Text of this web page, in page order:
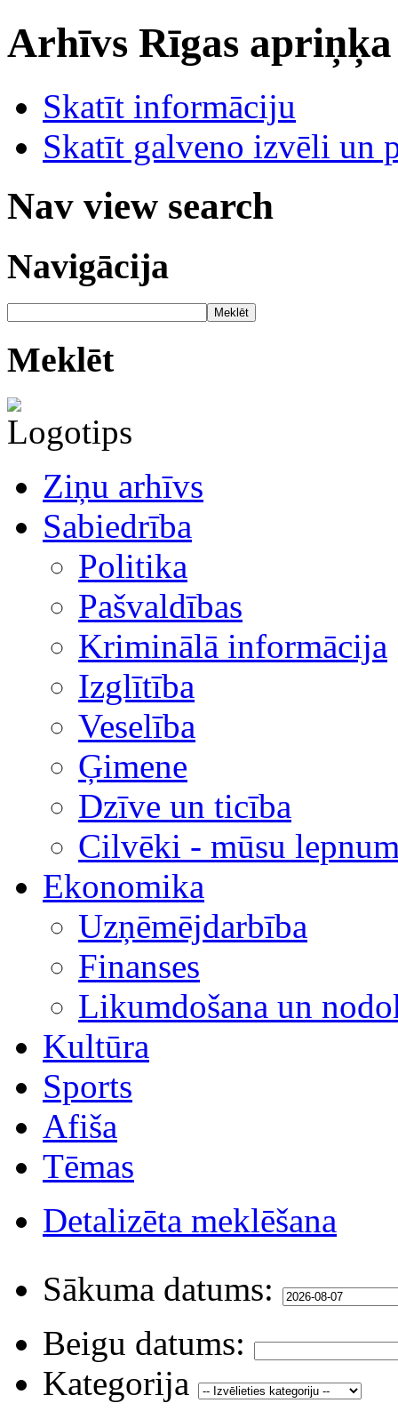
Arhīvs Rīgas
Skatīt informāciju
Skatīt galveno izvēli un
Nav view search
Navigācija
Meklēt
Meklēt
Ziņu arhīvs
Sabiedrība
Politika
Pašvaldības
Kriminālā informācija
Izglītība
Veselība
Ģimene
Dzīve un ticība
Cilvēki - mūsu
Ekonomika
Uzņēmējdarbība
Finanses
Likumdošana un
Kultūra
Sports
Afiša
Tēmas
Detalizēta meklēšana
Sākuma datums:
Beigu datums:
Kategorija